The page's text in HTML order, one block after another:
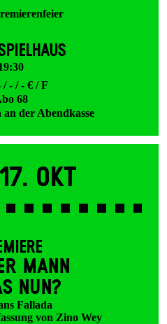
/ - / - € / F
68
der Abendkasse
17. Okt
MANN
NUN?
Fallada
von Zino Wey